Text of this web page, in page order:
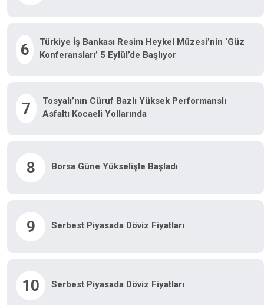
6
Türkiye İş Bankası Resim Heykel Müzesi’nin ‘Güz
Konferansları’ 5 Eylül’de Başlıyor
7
Tosyalı’nın Cüruf Bazlı Yüksek Performanslı
Asfaltı Kocaeli Yollarında
8 Borsa Güne Yükselişle Başladı
9 Serbest Piyasada Döviz Fiyatları
10 Serbest Piyasada Döviz Fiyatları